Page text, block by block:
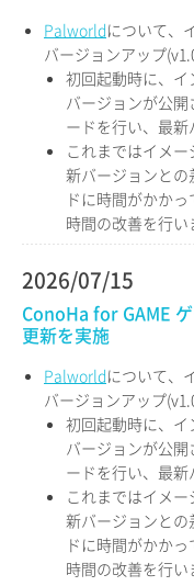
Palworldについて、
バージョンアップ
初回起動時に、
バージョンが公
ードを行い、最新
これまではイメ
新バージョンと
ドに時間がかか
時間の改善を行い
2026/07/15
ConoHa for GAME
更新を実施
Palworldについて、
バージョンアップ
初回起動時に、
バージョンが公
ードを行い、最新
これまではイメ
新バージョンと
ドに時間がかか
時間の改善を行い